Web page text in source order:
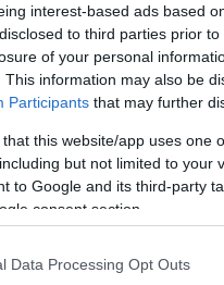
interest-based ads based
to third parties prior
of your personal
This information may also be
Participants that may further
that this website/app uses one
but not limited to your
to Google and its third-party
consent section.
Data Processing Opt Outs
what to say. Pierre
Passionate. I’m
IvxlPWGDAl
(@TreyYingst)
βρισκόταν με